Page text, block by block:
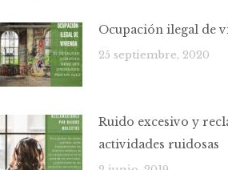
Ocupación ilegal de
25 septiembre, 2020
Ruido excesivo y
actividades ruidosas